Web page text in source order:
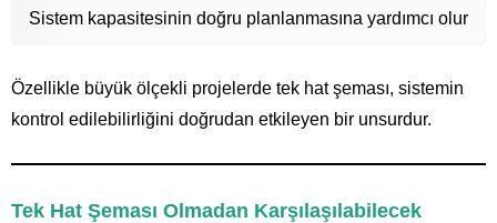
Sistem kapasitesinin doğru planlanmasına yardımcı olur
Özellikle büyük ölçekli projelerde tek hat şeması, sistemin
kontrol edilebilirliğini doğrudan etkileyen bir unsurdur.
Tek Hat Şeması Olmadan Karşılaşılabilecek